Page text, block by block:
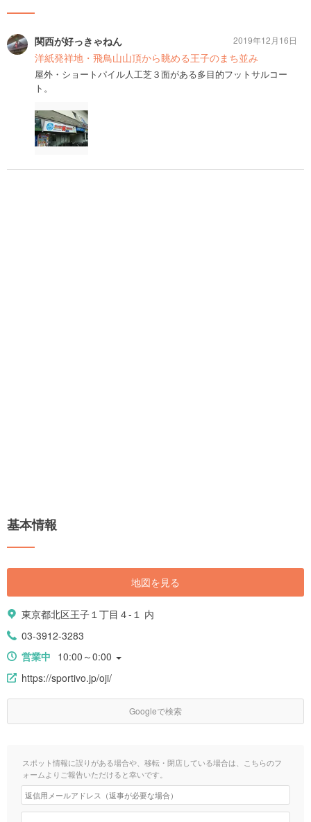
関西が好っきゃねん
洋紙発祥地・飛鳥山山頂から眺める王子のまち並み
屋外・ショートパイル人工芝３面がある多目的フットサルコー
ト。
2019年12月16日
基本情報
地図を見る
東京都北区王子１丁目４-１ 内
03-3912-3283
営業中 10:00～0:00
https://sportivo.jp/oji/
Googleで検索
スポット情報に誤りがある場合や、移転・閉店している場合は、こちらのフ
ォームよりご報告いただけると幸いです。